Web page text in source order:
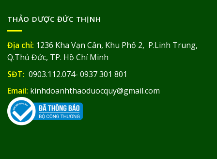
THẢO DƯỢC ĐỨC THỊNH
Địa chỉ: 1236 Kha Vạn Cân, Khu Phố 2, P.Linh Trung,
Q.Thủ Đức, TP. Hồ Chí Minh
SĐT: 0903.112.074- 0937 301 801
Email: kinhdoanhthaoduocquy@gmail.com